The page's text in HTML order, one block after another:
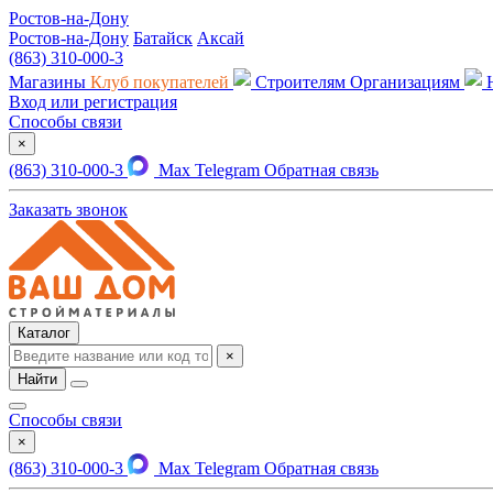
Ростов-на-Дону
Ростов-на-Дону Батайск Аксай
(863) 310-000-3
Магазины Клуб покупателей Строителям Организациям
Вход или регистрация
Способы связи
×
(863) 310-000-3 Max Telegram Обратная связь
Заказать звонок
Каталог
×
Найти
Способы связи
×
(863) 310-000-3 Max Telegram Обратная связь